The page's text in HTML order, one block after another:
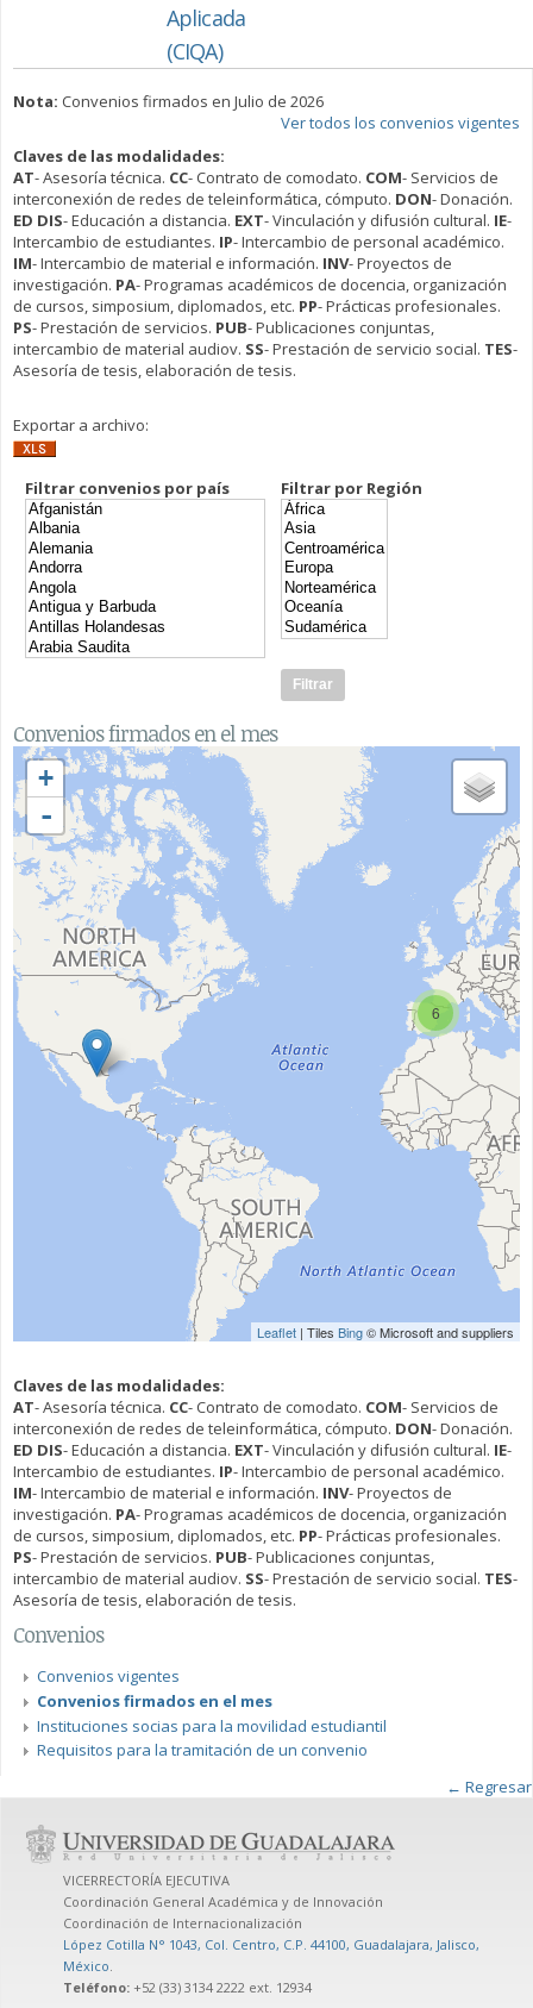
Aplicada
(CIQA)
Nota: Convenios firmados en Julio de 2026
Ver todos los convenios vigentes
Claves de las modalidades:
AT- Asesoría técnica. CC- Contrato de comodato. COM- Servicios de
interconexión de redes de teleinformática, cómputo. DON- Donación.
ED DIS- Educación a distancia. EXT- Vinculación y difusión cultural. IE-
Intercambio de estudiantes. IP- Intercambio de personal académico.
IM- Intercambio de material e información. INV- Proyectos de
investigación. PA- Programas académicos de docencia, organización
de cursos, simposium, diplomados, etc. PP- Prácticas profesionales.
PS- Prestación de servicios. PUB- Publicaciones conjuntas,
intercambio de material audiov. SS- Prestación de servicio social. TES-
Asesoría de tesis, elaboración de tesis.
Exportar a archivo:
Filtrar convenios por país Filtrar por Región
Convenios firmados en el mes
6
+
-
Leaflet | Tiles Bing© Microsoft and suppliers
Claves de las modalidades:
AT- Asesoría técnica. CC- Contrato de comodato. COM- Servicios de
interconexión de redes de teleinformática, cómputo. DON- Donación.
ED DIS- Educación a distancia. EXT- Vinculación y difusión cultural. IE-
Intercambio de estudiantes. IP- Intercambio de personal académico.
IM- Intercambio de material e información. INV- Proyectos de
investigación. PA- Programas académicos de docencia, organización
de cursos, simposium, diplomados, etc. PP- Prácticas profesionales.
PS- Prestación de servicios. PUB- Publicaciones conjuntas,
intercambio de material audiov. SS- Prestación de servicio social. TES-
Asesoría de tesis, elaboración de tesis.
Convenios
Convenios vigentes
Convenios firmados en el mes
Instituciones socias para la movilidad estudiantil
Requisitos para la tramitación de un convenio
← Regresar
VICERRECTORÍA EJECUTIVA
Coordinación General Académica y de Innovación
Coordinación de Internacionalización
López Cotilla N° 1043, Col. Centro, C.P. 44100, Guadalajara, Jalisco,
México.
Teléfono: +52 (33) 3134 2222 ext. 12934